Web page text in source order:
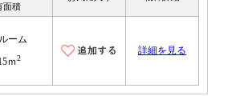
面積
ーム
ｍ2
詳細を見る